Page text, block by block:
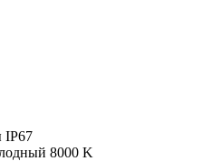
IP67
8000 K